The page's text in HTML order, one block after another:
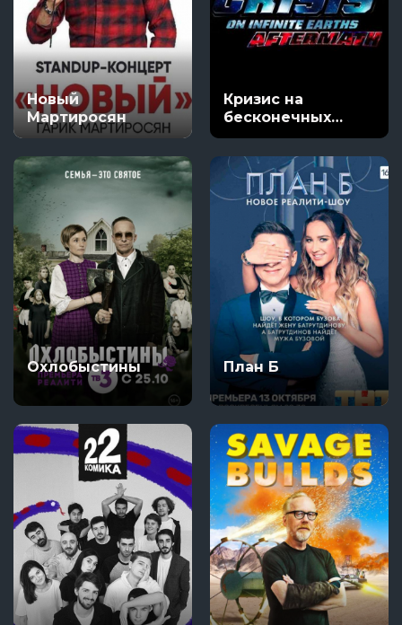
Новый
Мартиросян
Кризис на
бесконечных
землях.
Последствия
кризиса
Охлобыстины План Б